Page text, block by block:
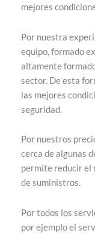
mejores
Por nuestra
equipo, formado
altamente
sector. De esta
las mejores
seguridad.
Por nuestros
cerca de algunas
permite reducir el
de suministros.
Por todos los
por ejemplo el